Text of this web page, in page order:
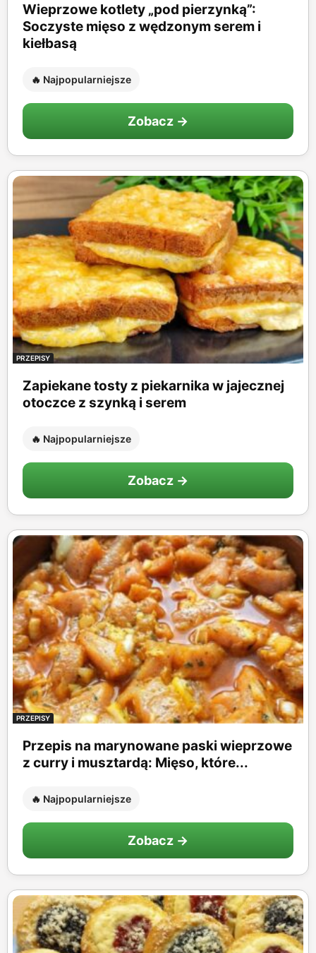
Wieprzowe kotlety „pod pierzynką”:
Soczyste mięso z wędzonym serem i
kiełbasą
🔥 Najpopularniejsze
Zobacz →
PRZEPISY
Zapiekane tosty z piekarnika w jajecznej
otoczce z szynką i serem
🔥 Najpopularniejsze
Zobacz →
PRZEPISY
Przepis na marynowane paski wieprzowe
z curry i musztardą: Mięso, które...
🔥 Najpopularniejsze
Zobacz →